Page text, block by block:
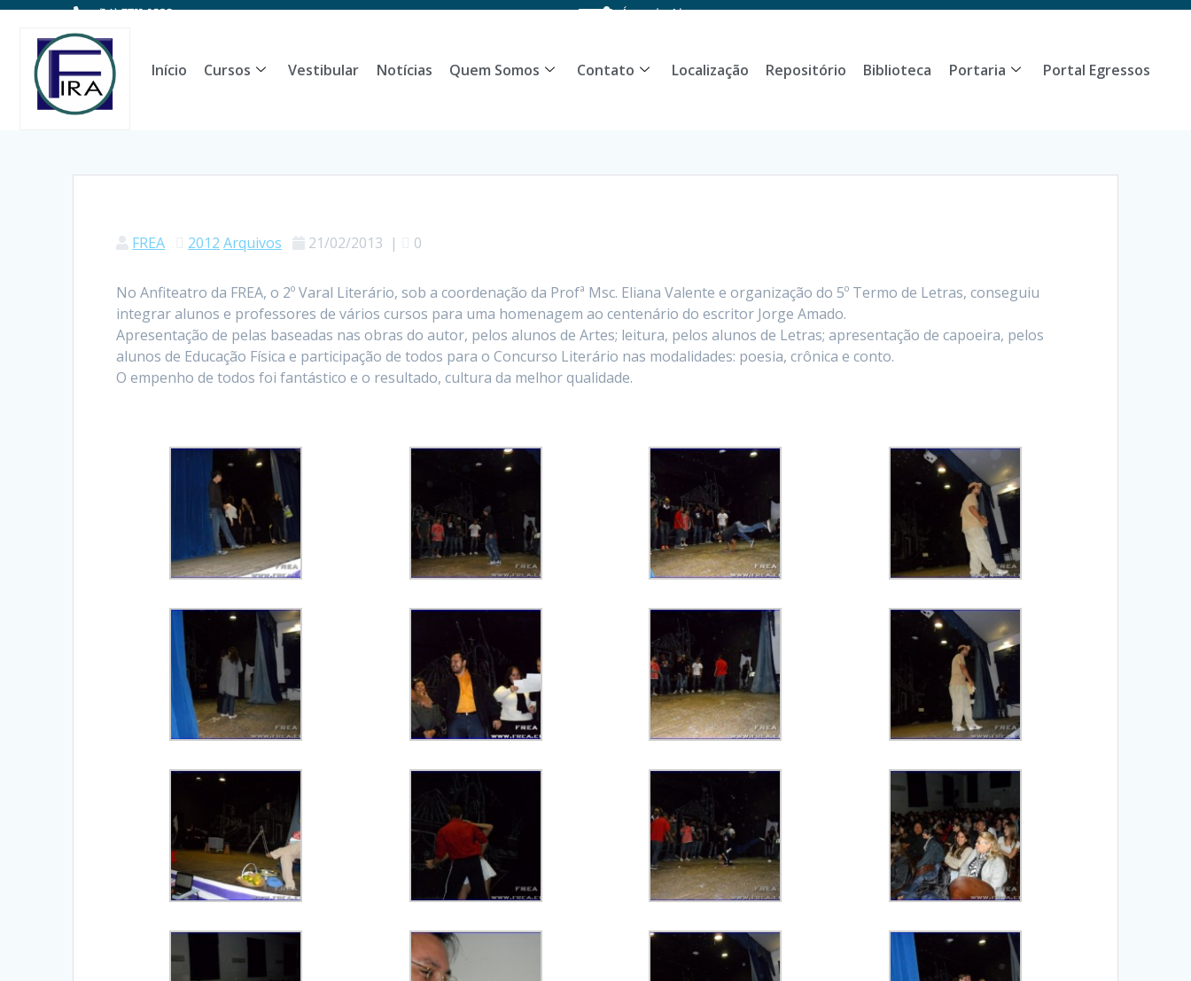
(14) 3711-1828 Área do Aluno
Início Cursos Vestibular Notícias Quem Somos Contato Localização Repositório Biblioteca Portaria Portal Egressos
FREA 2012 Arquivos 21/02/2013 | 0
No Anfiteatro da FREA, o 2º Varal Literário, sob a coordenação da Profª Msc. Eliana Valente e organização do 5º Termo de Letras, conseguiu
integrar alunos e professores de vários cursos para uma homenagem ao centenário do escritor Jorge Amado.
Apresentação de pelas baseadas nas obras do autor, pelos alunos de Artes; leitura, pelos alunos de Letras; apresentação de capoeira, pelos
alunos de Educação Física e participação de todos para o Concurso Literário nas modalidades: poesia, crônica e conto.
O empenho de todos foi fantástico e o resultado, cultura da melhor qualidade.